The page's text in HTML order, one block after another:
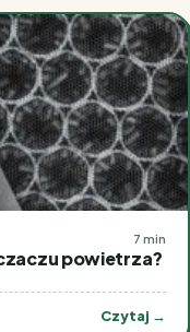
7 min
powietrza?
Czytaj →